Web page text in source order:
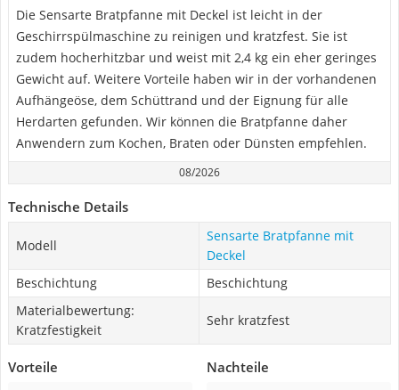
Die Sensarte Bratpfanne mit Deckel ist leicht in der
Geschirrspülmaschine zu reinigen und kratzfest. Sie ist
zudem hocherhitzbar und weist mit 2,4 kg ein eher geringes
Gewicht auf. Weitere Vorteile haben wir in der vorhandenen
Aufhängeöse, dem Schüttrand und der Eignung für alle
Herdarten gefunden. Wir können die Bratpfanne daher
Anwendern zum Kochen, Braten oder Dünsten empfehlen.
08/2026
Technische Details
Modell
Sensarte Bratpfanne mit
Deckel
Beschichtung
Beschichtung
Materialbewertung:
Kratzfestigkeit
Sehr kratzfest
Vorteile Nachteile